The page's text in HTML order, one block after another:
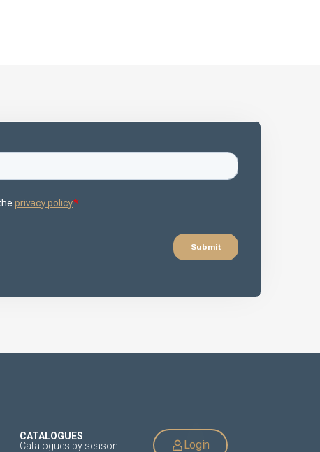
CATALOGUES
Catalogues by season
Login